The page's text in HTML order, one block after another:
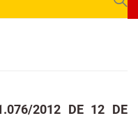
2012 DE 12 DE